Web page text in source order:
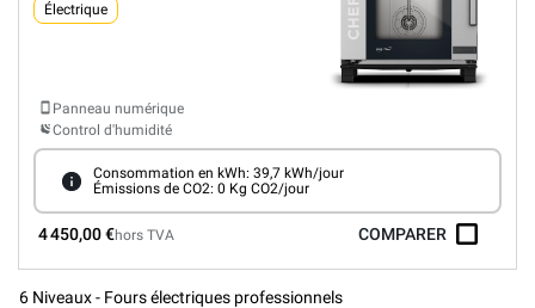
Électrique
Panneau numérique
Control d'humidité
Consommation en kWh: 39,7 kWh/jour
Émissions de CO2: 0 Kg CO2/jour
4 450,00 €hors TVA COMPARER
6 Niveaux - Fours électriques professionnels